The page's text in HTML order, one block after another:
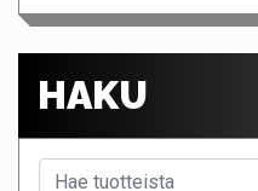
HAKU